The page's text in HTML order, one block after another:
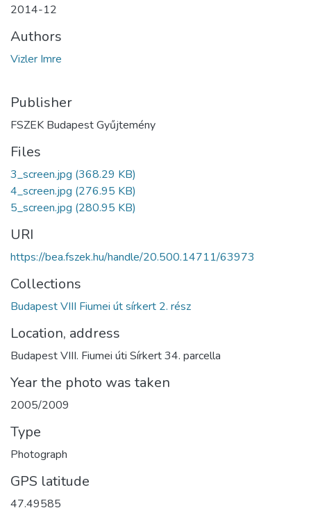
2014-12
Authors
Vizler Imre
Publisher
FSZEK Budapest Gyűjtemény
Files
3_screen.jpg (368.29 KB)
4_screen.jpg (276.95 KB)
5_screen.jpg (280.95 KB)
URI
https://bea.fszek.hu/handle/20.500.14711/63973
Collections
Budapest VIII Fiumei út sírkert 2. rész
Location, address
Budapest VIII. Fiumei úti Sírkert 34. parcella
Year the photo was taken
2005/2009
Type
Photograph
GPS latitude
47.49585